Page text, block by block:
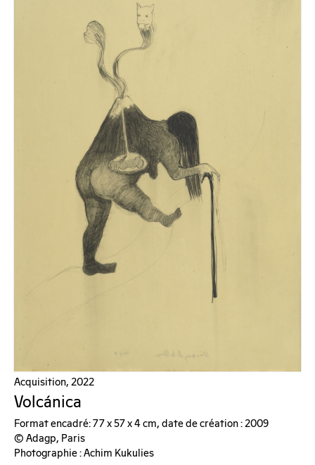
Acquisition, 2022
Volcánica
Format encadré: 77 x 57 x 4 cm, date de création : 2009
© Adagp, Paris
Photographie : Achim Kukulies